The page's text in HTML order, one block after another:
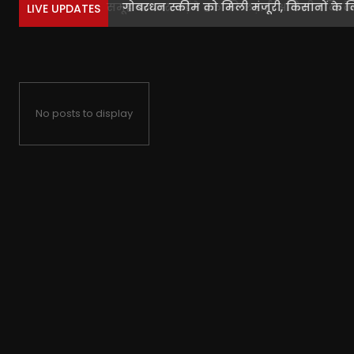
LIVE UPDATES गोबरधन स्कीम को मिली मंजूरी, किसानों के
No posts to display